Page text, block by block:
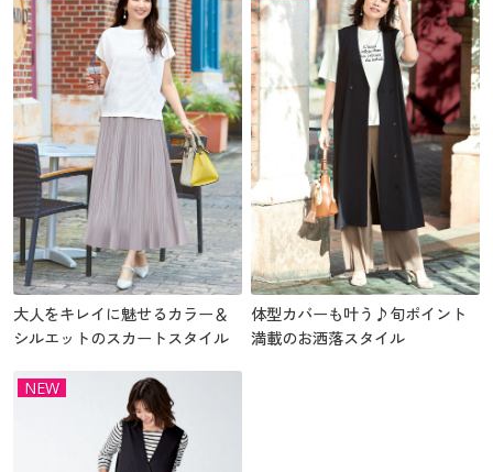
大人をキレイに魅せるカラー＆
シルエットのスカートスタイル
体型カバーも叶う♪旬ポイント
満載のお洒落スタイル
NEW